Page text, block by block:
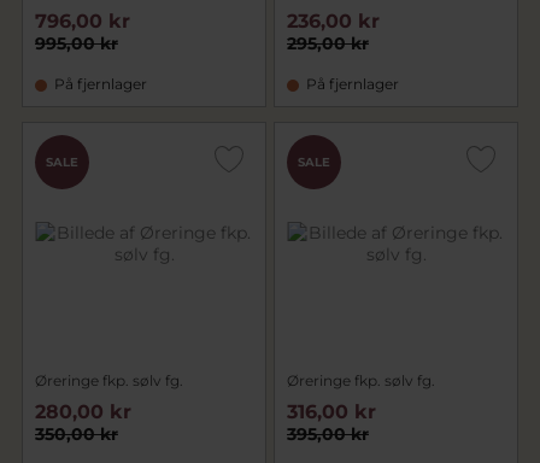
995,00 kr
796,00 kr
På fjernlager
295,00 kr
236,00 kr
På fjernlager
SALE
Øreringe fkp. sølv fg.
350,00 kr
280,00 kr
SALE
Øreringe fkp. sølv fg.
395,00 kr
316,00 kr